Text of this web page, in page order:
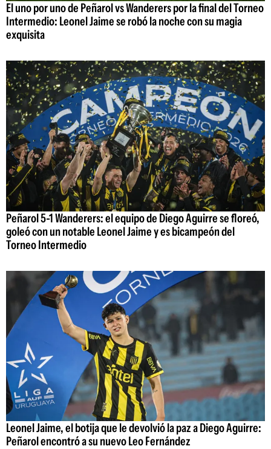
El uno por uno de Peñarol vs Wanderers por la final del Torneo
Intermedio: Leonel Jaime se robó la noche con su magia
exquisita
Peñarol 5-1 Wanderers: el equipo de Diego Aguirre se floreó,
goleó con un notable Leonel Jaime y es bicampeón del
Torneo Intermedio
Leonel Jaime, el botija que le devolvió la paz a Diego Aguirre:
Peñarol encontró a su nuevo Leo Fernández